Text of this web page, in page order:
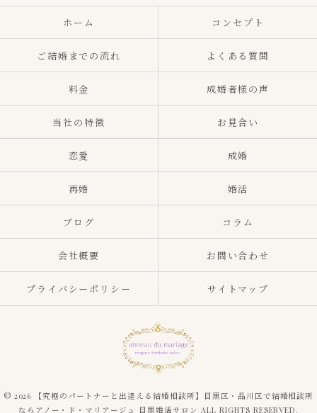
ホーム コンセプト
ご結婚までの流れ よくある質問
料金 成婚者様の声
当社の特徴 お見合い
恋愛 成婚
再婚 婚活
ブログ コラム
会社概要 お問い合わせ
プライバシーポリシー サイトマップ
© 2026 【究極のパートナーと出逢える結婚相談所】目黒区・品川区で結婚相談所
ならアノー・ド・マリアージュ 目黒婚活サロン ALL RIGHTS RESERVED.